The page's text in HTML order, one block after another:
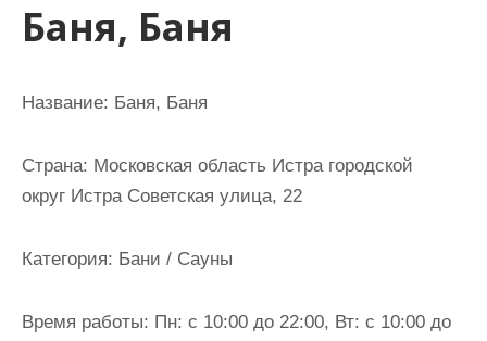
Баня, Баня
Название: Баня, Баня
Страна: Московская область Истра городской
округ Истра Советская улица, 22
Категория: Бани / Сауны
Время работы: Пн: с 10:00 до 22:00, Вт: с 10:00 до